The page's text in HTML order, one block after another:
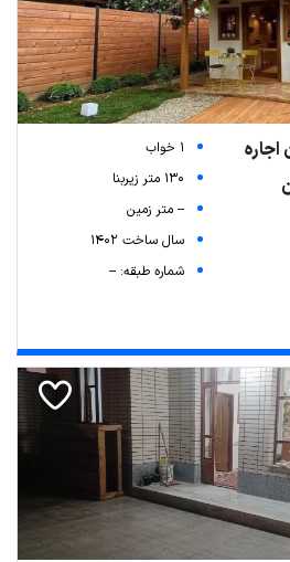
1 خواب
130 متر زیربنا
-- متر زمین
سال ساخت 1402
شماره طبقه: --